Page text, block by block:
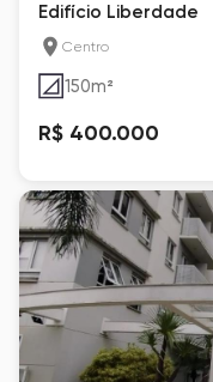
Edifício Liberdade
Centro
150m²
R$ 400.000